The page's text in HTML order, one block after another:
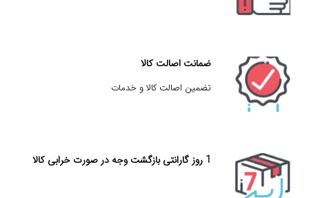
ضمانت اصالت کالا
تضمین اصالت کالا و خدمات
1 روز گارانتی بازگشت وجه در صورت خرابی کالا